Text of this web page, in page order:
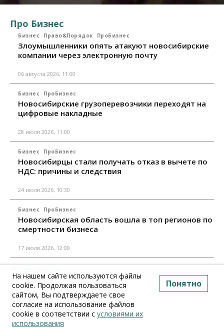
Про Бизнес
Бизнес Право&Порядок ПроБизнес
Злоумышленники опять атакуют новосибирские
компании через электронную почту
06 августа 2026, 11:00
Бизнес ПроБизнес
Новосибирские грузоперевозчики переходят на
цифровые накладные
28 июля 2026, 11:00
Бизнес ПроБизнес
Новосибирцы стали получать отказ в вычете по
НДС: причины и следствия
24 июля 2026, 10:30
Бизнес ПроБизнес
Новосибирская область вошла в топ регионов по
смертности бизнеса
17 июля 2026, 12:00
На нашем сайте используются файлы
cookie. Продолжая пользоваться
сайтом, Вы подтверждаете свое
согласие на использование файлов
cookie в соответствии с условиями их
использования
Понятно